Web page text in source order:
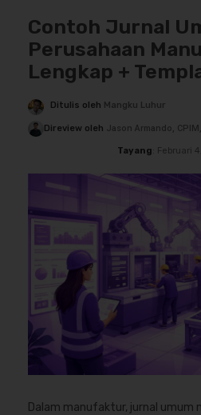
Contoh Jurnal
Perusahaan
Lengkap +
Ditulis oleh Mangku Luhur
Direview oleh Jason Armando,
Tayang : Februari
Dalam manufaktur, jurnal umum